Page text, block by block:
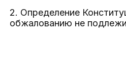
2. Определение
обжалованию не